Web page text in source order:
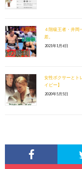
４階級王者・井岡
差。
2021年1月6日
女性ボクサーとト
イビー】
2020年5月5日